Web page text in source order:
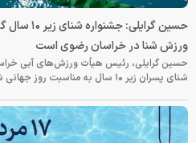
حسین
ورزش شنا در خراسان رضوی است
حسین گرایلی، رئیس هیأت ورزش‌های آبی
شنای پسران زیر ۱۰ سال به مناسبت روز جهانی شنا اظهار کرد: این جشنواره روز جمعه‌ ۱۶